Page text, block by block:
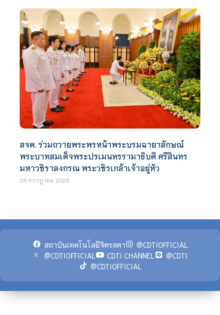
สจด. ร่วมถวายพระพรหน้าพระบรมฉายาลักษณ์
พระบาทสมเด็จพระปรเมนทรรามาธิบดี ศรีสินทร
มหาวชิราลงกรณ พระวชิรเกล้าเจ้าอยู่หัว
28 กรกฎาคม 2026
สถาบันเทคโนโลยีจิตรลดา
@CDTIOFFICIAL
@CDTIOFFICIAL
CDTI CHANNEL
@CDTI
@CDTIOFFICIAL